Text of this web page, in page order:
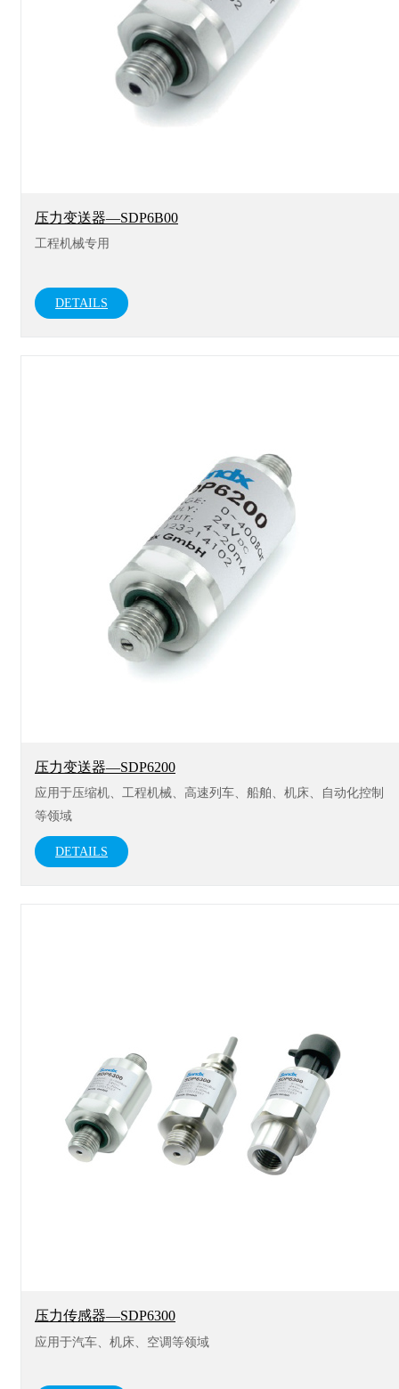
压力变送器—SDP6B00
工程机械专用
DETAILS
压力变送器—SDP6200
应用于压缩机、工程机械、高速列车、船舶、机床、自动化控制
等领域
DETAILS
压力传感器—SDP6300
应用于汽车、机床、空调等领域